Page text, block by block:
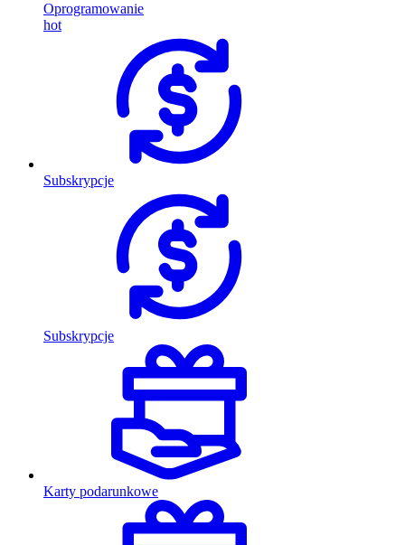
Oprogramowanie
hot
Subskrypcje
Subskrypcje
Karty podarunkowe